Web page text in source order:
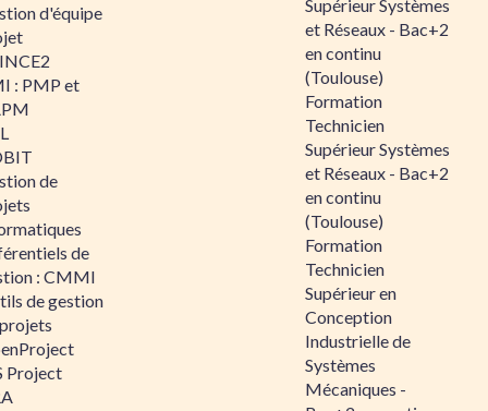
d'équipe
: PMP et
de
de
: CMMI
de gestion
Project
Supérieur Systèmes
et Réseaux - Bac+2
en continu
(Toulouse)
Formation
Technicien
Supérieur Systèmes
et Réseaux - Bac+2
en continu
(Toulouse)
Formation
Technicien
Supérieur en
Conception
Industrielle de
Systèmes
Mécaniques -